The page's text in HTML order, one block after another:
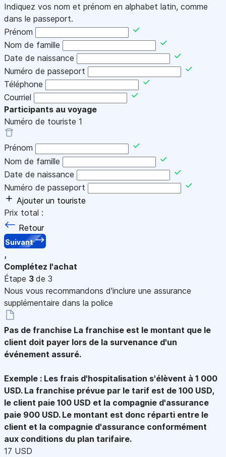
Indiquez vos nom et prénom en alphabet latin, comme
dans le passeport.
Prénom
Nom de famille
Date de naissance
Numéro de passeport
Téléphone
Courriel
Participants au voyage
Numéro de touriste 1
Prénom
Nom de famille
Date de naissance
Numéro de passeport
Ajouter un touriste
Prix total :
Retour
Suivant
,
Complétez l'achat
Étape 3 de 3
Nous vous recommandons d'inclure une assurance
supplémentaire dans la police
Pas de franchise La franchise est le montant que le
client doit payer lors de la survenance d'un
événement assuré.
Exemple : Les frais d'hospitalisation s'élèvent à 1 000
USD. La franchise prévue par le tarif est de 100 USD,
le client paie 100 USD et la compagnie d'assurance
paie 900 USD. Le montant est donc réparti entre le
client et la compagnie d'assurance conformément
aux conditions du plan tarifaire.
17 USD